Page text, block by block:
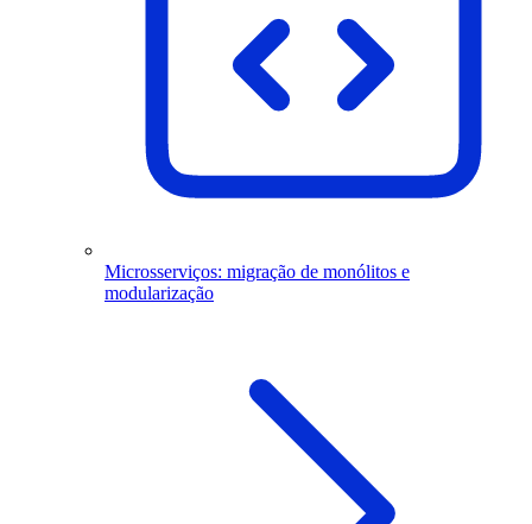
Microsserviços: migração de monólitos e
modularização